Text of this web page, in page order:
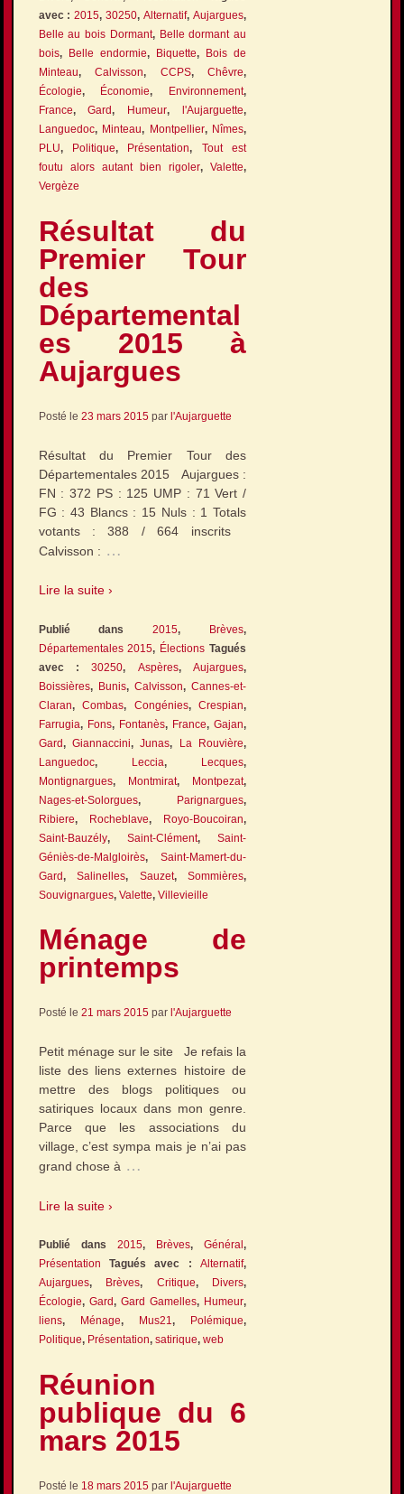
avec :2015,30250,Alternatif,Aujargues,
Belle au bois Dormant, Belle dormant au
bois, Belle endormie, Biquette,
Bois de
Minteau,Calvisson, CCPS,Chêvre,
Écologie, Économie, Environnement,
France,Gard, Humeur, l'Aujarguette,
Languedoc, Minteau, Montpellier, Nîmes,
PLU, Politique, Présentation, Tout est
foutu alors autant bien rigoler,Valette,
Vergèze
Résultat du
Premier Tour
des
Départemental
es 2015 à
Aujargues
Posté le 23 mars 2015par l'Aujarguette
Résultat du Premier Tour des
Départementales 2015 Aujargues :
FN : 372 PS : 125 UMP : 71 Vert /
FG : 43 Blancs : 15 Nuls : 1 Totals
votants : 388 / 664 inscrits
Calvisson : …
Lire la suite ›
Publié dans2015, Brèves,
Départementales 2015, Élections Tagués
avec :30250, Aspères,Aujargues,
Boissières, Bunis, Calvisson,Cannes-et-
Claran,Combas, Congénies,Crespian,
Farrugia, Fons, Fontanès, France,Gajan,
Gard, Giannaccini,Junas, La Rouvière,
Languedoc, Leccia, Lecques,
Montignargues, Montmirat, Montpezat,
Nages-et-Solorgues, Parignargues,
Ribiere, Rocheblave, Royo-Boucoiran,
Saint-Bauzély, Saint-Clément,Saint-
Géniès-de-Malgloirès,Saint-Mamert-du-
Gard,Salinelles, Sauzet,Sommières,
Souvignargues, Valette, Villevieille
Ménage de
printemps
Posté le 21 mars 2015par l'Aujarguette
Petit ménage sur le site Je refais la
liste des liens externes histoire de
mettre des blogs politiques ou
satiriques locaux dans mon genre.
Parce que les associations du
village, c’est sympa mais je n’ai pas
grand chose à …
Lire la suite ›
Publié dans 2015, Brèves,Général,
Présentation Tagués avec :Alternatif,
Aujargues, Brèves, Critique, Divers,
Écologie, Gard, Gard Gamelles, Humeur,
liens, Ménage, Mus21, Polémique,
Politique, Présentation, satirique, web
Réunion
publique du 6
mars 2015
Posté le 18 mars 2015par l'Aujarguette